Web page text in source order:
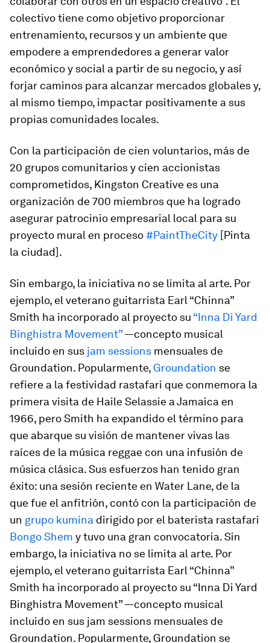
colectivo tiene como objetivo proporcionar
entrenamiento, recursos y un ambiente que
empodere a emprendedores a generar valor
económico y social a partir de su negocio, y así
forjar caminos para alcanzar mercados globales y,
al mismo tiempo, impactar positivamente a sus
propias comunidades locales.
Con la participación de cien voluntarios, más de
20 grupos comunitarios y cien accionistas
comprometidos, Kingston Creative es una
organización de 700 miembros que ha logrado
asegurar patrocinio empresarial local para su
proyecto mural en proceso#PaintTheCity [Pinta
la ciudad].
Sin embargo, la iniciativa no se limita al arte. Por
ejemplo, el veterano guitarrista Earl “Chinna”
Smith ha incorporado al proyecto su “Inna Di Yard
Binghistra Movement”—concepto musical
incluido en sus jam sessions mensuales de
Groundation. Popularmente, Groundation se
refiere a la festividad rastafari que conmemora la
primera visita de Haile Selassie a Jamaica en
1966, pero Smith ha expandido el término para
que abarque su visión de mantener vivas las
raíces de la música reggae con una infusión de
música clásica. Sus esfuerzos han tenido gran
éxito: una sesión reciente en Water Lane, de la
que fue el anfitrión, contó con la participación de
un grupo kumina dirigido por el baterista rastafari
Bongo Shem y tuvo una gran convocatoria. Sin
embargo, la iniciativa no se limita al arte. Por
ejemplo, el veterano guitarrista Earl “Chinna”
Smith ha incorporado al proyecto su “Inna Di Yard
Binghistra Movement” —concepto musical
incluido en sus jam sessions mensuales de
Groundation. Popularmente, Groundation se